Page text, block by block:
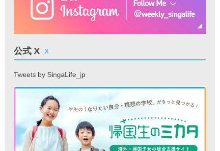
公式 X X
Tweets by SingaLife_jp